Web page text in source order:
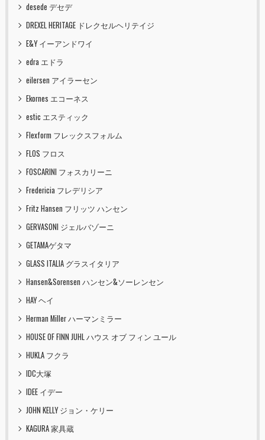
desede デセデ
DREXEL HERITAGE ドレクセルヘリテイジ
E&Y イーアンドワイ
edra エドラ
eilersen アイラーセン
Ekornes エコーネス
estic エスティック
Flexform フレックスフォルム
FLOS フロス
FOSCARINI フォスカリーニ
Fredericia フレデリシア
Fritz Hansen フリッツ ハンセン
GERVASONI ジェルバゾーニ
GETAMAゲタマ
GLASS ITALIA グラスイタリア
Hansen&Sorensen ハンセン&ソーレンセン
HAY ヘイ
Herman Miller ハーマンミラー
HOUSE OF FINN JUHL ハウス オブ フィン ユール
HUKLA フクラ
IDC大塚
IDEE イデー
JOHN KELLY ジョン・ケリー
KAGURA 家具蔵